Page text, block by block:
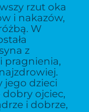
rzut oka
i nakazów,
W
z
pragnienia,
jego dzieci
dobry ojciec,
i dobrze,